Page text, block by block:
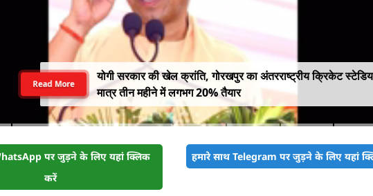
योगी सरकार की खेल क्रांति, गोरखपुर का अंतरराष्ट्रीय क्रिकेट
मात्र तीन महीने में लगभग 20% तैयार
Read More
पर जुड़ने के लिए यहां क्लिक
करें
हमारे साथ Telegram पर जुड़ने के लिए यहां